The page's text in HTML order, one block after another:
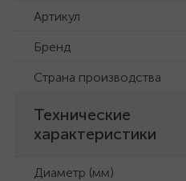
Артикул
Бренд
Страна производства
Технические
характеристики
Диаметр (мм)